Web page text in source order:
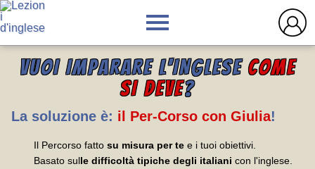
VUOI IMPARARE L'INGLESE COME
SI DEVE?
La soluzione è: il Per-Corso con Giulia!
Il Percorso fatto su misura per te e i tuoi obiettivi.
Basato sulle difficoltà tipiche degli italiani con l'inglese.